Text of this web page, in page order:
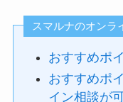
スマルナのオンラ
おすすめポ
おすすめポ
イン相談が